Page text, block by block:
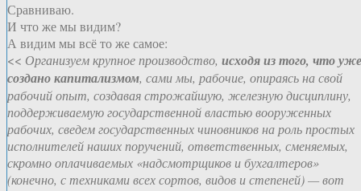
Сравниваю.
И что же мы видим?
А видим мы всё то же самое:
<< Организуем крупное производство, исходя из того, что уже
создано капитализмом, сами мы, рабочие, опираясь на свой
рабочий опыт, создавая строжайшую, железную дисциплину,
поддерживаемую государственной властью вооруженных
рабочих, сведем государственных чиновников на роль простых
исполнителей наших поручений, ответственных, сменяемых,
скромно оплачиваемых «надсмотрщиков и бухгалтеров»
(конечно, с техниками всех сортов, видов и степеней) — вот